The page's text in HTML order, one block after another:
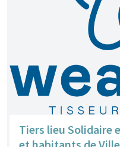
Tiers lieu Solidaire
et habitants de